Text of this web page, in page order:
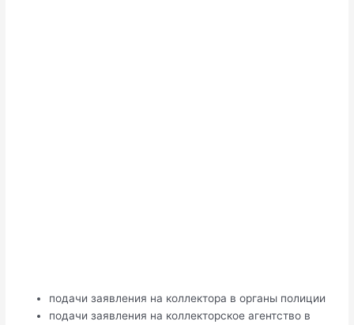
подачи заявления на коллектора в органы полиции
подачи заявления на коллекторское агентство в